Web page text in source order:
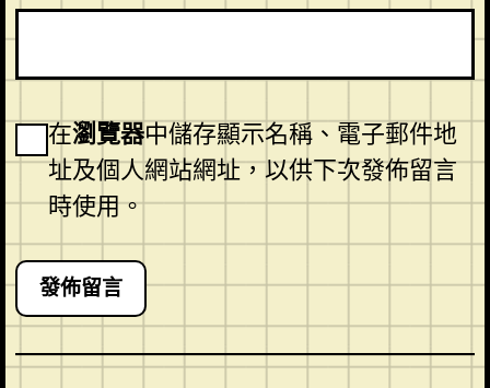
在瀏覽器中儲存顯示名稱、電子郵件地
址及個人網站網址，以供下次發佈留言
時使用。